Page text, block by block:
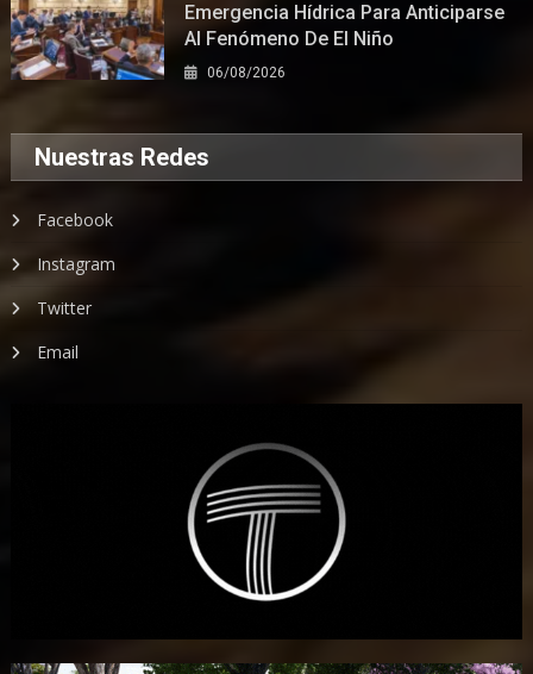
Emergencia Hídrica Para Anticiparse
Al Fenómeno De El Niño
06/08/2026
Nuestras Redes
Facebook
Instagram
Twitter
Email